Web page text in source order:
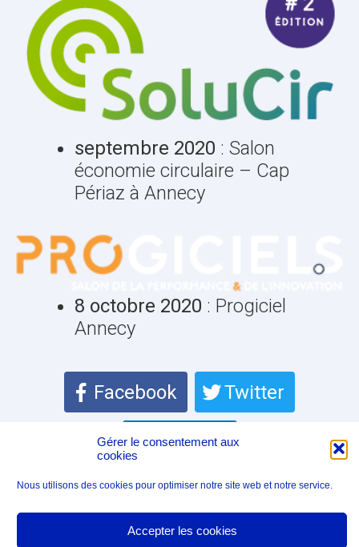
Gérer le consentement aux
cookies
Nous utilisons des cookies pour optimiser notre site web et notre service.
Accepter les cookies
septembre 2020 : Salon
économie circulaire – Cap
Périaz à Annecy
8 octobre 2020 : Progiciel
Annecy
Facebook Twitter
LinkedIn
|Politique de cookies (UE)